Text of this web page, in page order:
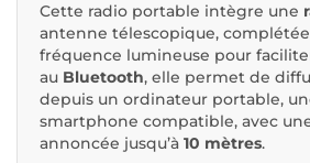
Cette radio portable intègre une
antenne télescopique,
fréquence lumineuse pour
au Bluetooth, elle permet de
depuis un ordinateur portable,
smartphone compatible, avec
annoncée jusqu’à 10 mètres.